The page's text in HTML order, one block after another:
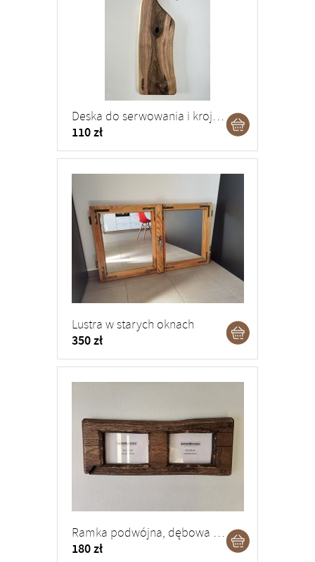
Deska do serwowania i krojenia - 56 cm
110 zł
Lustra w starych oknach
350 zł
Ramka podwójna, dębowa - 13 x 18 cm
180 zł